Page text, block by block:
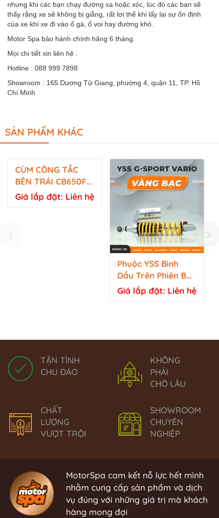
nhưng khi các bạn chạy đường xa hoặc xóc, lúc đó các bạn sẽ
thấy rằng xe sẽ không bị giằng, rất lợi thế khi lấy lại sự ổn định
của xe khi xe đi vào ổ gà, ổ voi hay đường khó.
Motor Spa bảo hành chính hãng 6 tháng.
Mọi chi tiết xin liên hệ :
Hotline : 088 999 7898
Showroom : 165 Dương Tử Giang, phường 4, quận 11, TP. Hồ
Chí Minh
SẢN PHẨM KHÁC
CÙM CÔNG TẮC
BÊN TRÁI CB650F
(ZIN CHƯA BẤM)
Giá lắp đặt: Liên hệ
Phuộc YSS Bình
Dầu Trên Phiên Bản
G-SPORT - Vario,
Click, SH Mode,
Giá lắp đặt: Liên hệ
TẬN TÌNH
CHU ĐÁO
KHÔNG
PHẢI
CHỜ LÂU
CHẤT
LƯỢNG
VƯỢT TRỘI
SHOWROOM
CHUYÊN
NGHIỆP
MotorSpa cam kết nỗ lực hết mình
nhằm cung cấp sản phẩm và dịch
vụ đúng với những giá trị mà khách
hàng mong đợi